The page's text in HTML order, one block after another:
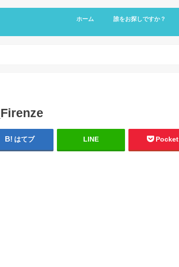
ホーム 誰をお探しですか？
はてブ LINE Pocket